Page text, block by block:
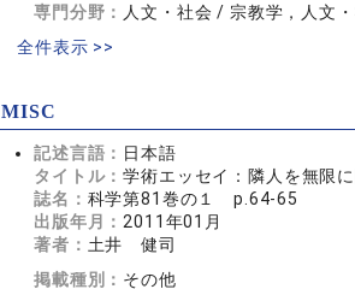
専門分野： 人文・社会 / 宗教学，人文
全件表示 >>
MISC
記述言語： 日本語
タイトル：学術エッセイ：隣人を無限
誌名： 科学第81巻の１ p.64-65
出版年月： 2011年01月
著者： 土井 健司
掲載種別： その他